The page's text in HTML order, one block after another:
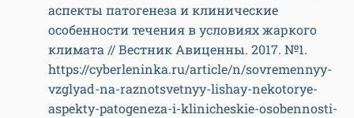
аспекты патогенеза и клинические
особенности течения в условиях жаркого
климата // Вестник Авиценны. 2017. №1.
https://cyberleninka.ru/article/n/sovremennyy-
vzglyad-na-raznotsvetnyy-lishay-nekotorye-
aspekty-patogeneza-i-klinicheskie-osobennosti-